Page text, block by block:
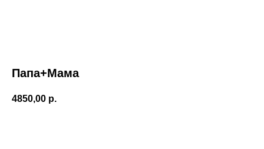
Папа+Мама
4850,00 р.